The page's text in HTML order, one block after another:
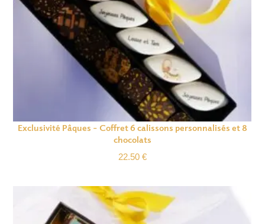
Exclusivité Pâques – Coffret 6 calissons personnalisés et 8
chocolats
22.50 €